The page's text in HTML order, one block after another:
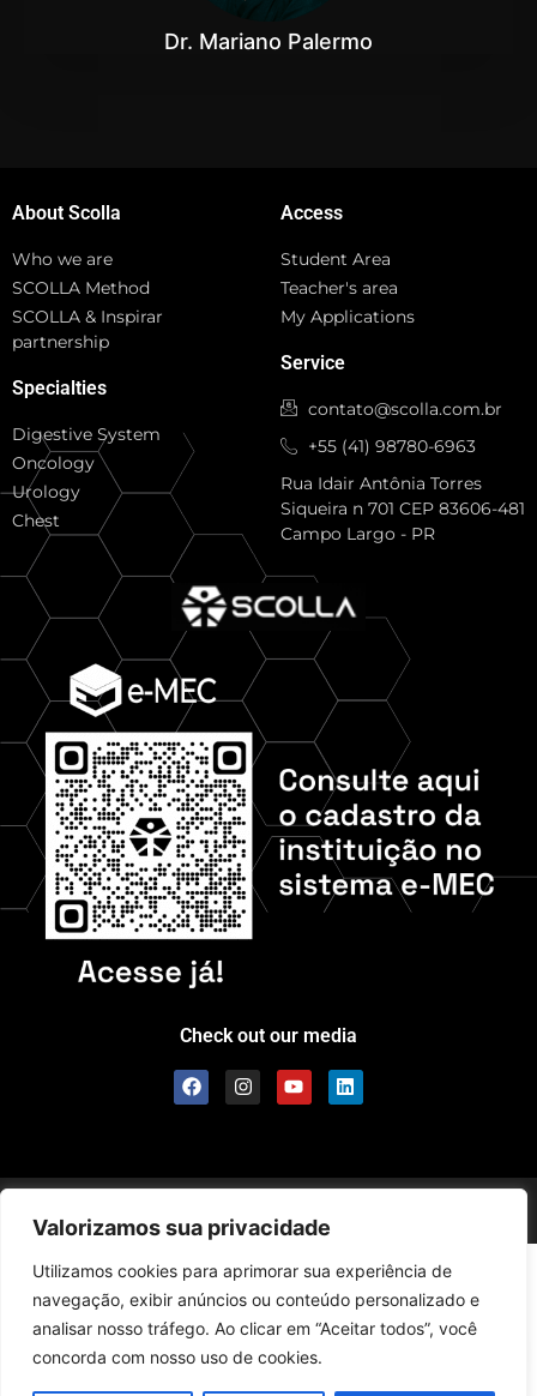
Valorizamos sua privacidade
Utilizamos cookies para aprimorar sua experiência de
navegação, exibir anúncios ou conteúdo personalizado e
analisar nosso tráfego. Ao clicar em “Aceitar todos”, você
concorda com nosso uso de cookies.
Dr. Mariano Palermo
About Scolla
Who we are
SCOLLA Method
SCOLLA & Inspirar
partnership
Specialties
Digestive System
Oncology
Urology
Chest
Access
Student Area
Teacher's area
My Applications
Service
contato@scolla.com.br
+55 (41) 98780-6963
Rua Idair Antônia Torres
Siqueira n 701 CEP 83606-481
Campo Largo - PR
Check out our media